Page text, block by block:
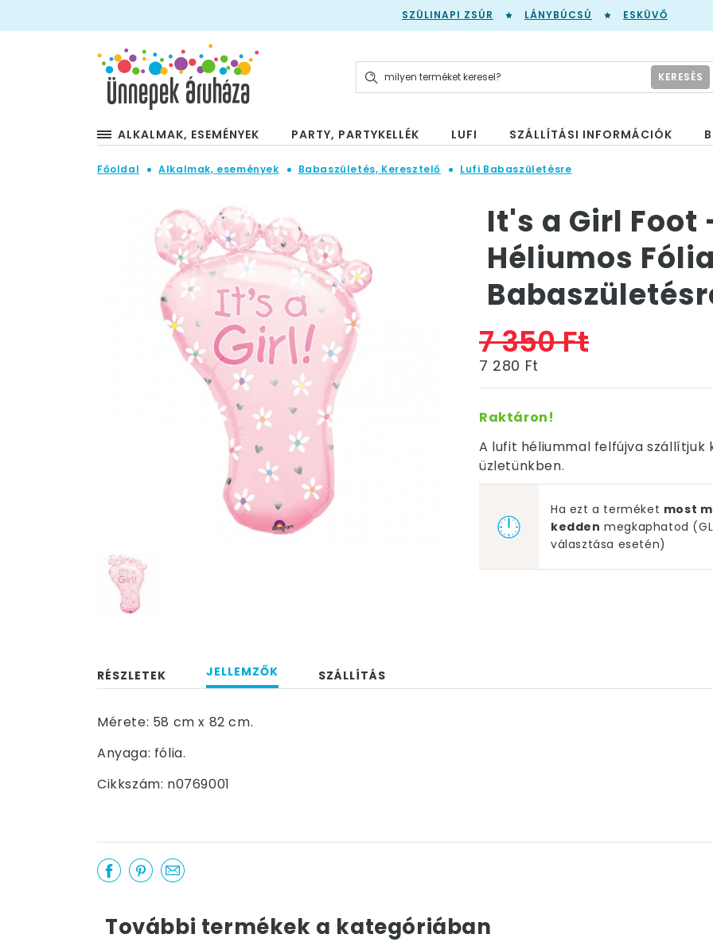
SZÜLINAPI ZSÚR LÁNYBÚCSÚ ESKÜVŐ
KERESÉS
ALKALMAK, ESEMÉNYEK PARTY, PARTYKELLÉK LUFI SZÁLLÍTÁSI INFORMÁCIÓK
Főoldal Alkalmak, események Babaszületés, Keresztelő Lufi Babaszületésre
It's a Girl Foot
Héliumos
7 350 Ft
7 280 Ft
Raktáron!
A lufit héliummal felfújva szállítjuk
üzletünkben.
Ha ezt a terméket most
kedden megkaphatod
választása esetén)
RÉSZLETEK JELLEMZŐK SZÁLLÍTÁS
Mérete: 58 cm x 82 cm.
Anyaga: fólia.
Cikkszám: n0769001
További termékek a kategóriában